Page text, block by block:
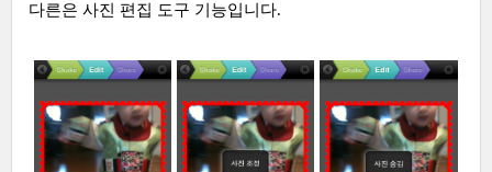
다른은 사진 편집 도구 기능입니다.